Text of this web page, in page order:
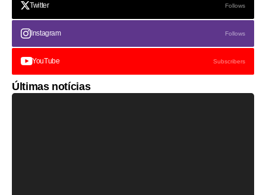
Twitter Follows
Instagram Follows
YouTube Subscribers
Últimas notícias